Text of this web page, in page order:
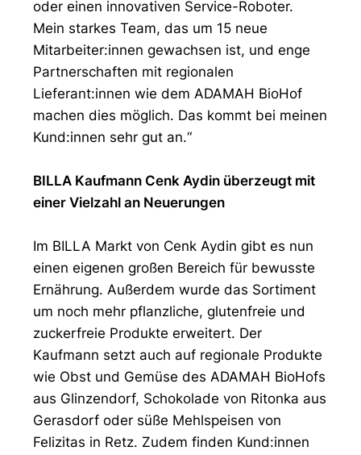
oder einen innovativen Service-Roboter.
Mein starkes Team, das um 15 neue
Mitarbeiter:innen gewachsen ist, und enge
Partnerschaften mit regionalen
Lieferant:innen wie dem ADAMAH BioHof
machen dies möglich. Das kommt bei meinen
Kund:innen sehr gut an.“
BILLA Kaufmann Cenk Aydin überzeugt mit
einer Vielzahl an Neuerungen
Im BILLA Markt von Cenk Aydin gibt es nun
einen eigenen großen Bereich für bewusste
Ernährung. Außerdem wurde das Sortiment
um noch mehr pflanzliche, glutenfreie und
zuckerfreie Produkte erweitert. Der
Kaufmann setzt auch auf regionale Produkte
wie Obst und Gemüse des ADAMAH BioHofs
aus Glinzendorf, Schokolade von Ritonka aus
Gerasdorf oder süße Mehlspeisen von
Felizitas in Retz. Zudem finden Kund:innen